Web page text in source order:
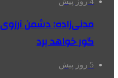
مدنی‌زاده: دشمن آرزوی
گور خواهد برد
5 روز پیش